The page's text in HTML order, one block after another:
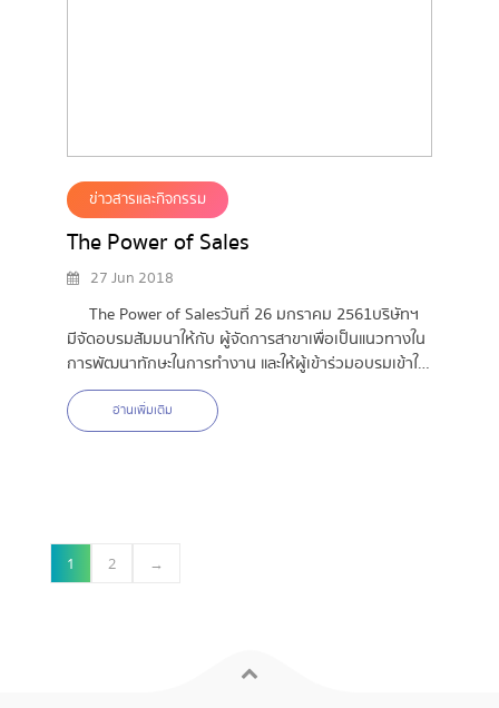
ข่าวสารและกิจกรรม
The Power of Sales
27 Jun 2018
The Power of Salesวันที่ 26 มกราคม 2561บริษัทฯ
มีจัดอบรมสัมมนาให้กับ ผู้จัดการสาขาเพื่อเป็นแนวทางใน
การพัฒนาทักษะในการทำงาน และให้ผู้เข้าร่วมอบรมเข้าใจ
เกี่ยวกับระบบของความคิด
อ่านเพิ่มเติม
1 2 →